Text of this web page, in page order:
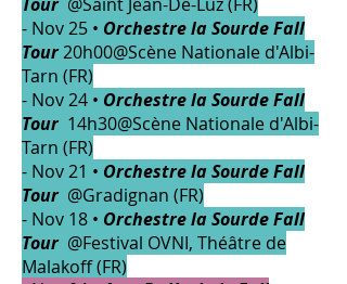
- Nov 25 • Orchestre la Sourde Fall
Tour20h00@Scène Nationale d'Albi-
Tarn (FR)
- Nov 24 • Orchestre la Sourde Fall
Tour 14h30@Scène Nationale d'Albi-
Tarn (FR)
- Nov 21 • Orchestre la Sourde Fall
Tour @Gradignan (FR)
- Nov 18 • Orchestre la Sourde Fall
Tour @Festival OVNI, Théâtre de
Malakoff (FR)